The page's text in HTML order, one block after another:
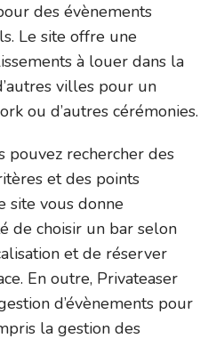
des évènements
Le site offre une
à louer dans la
villes pour un
ou d’autres cérémonies.
pouvez rechercher des
et des points
site vous donne
de choisir un bar selon
et de réserver
En outre, Privateaser
d’évènements pour
la gestion des